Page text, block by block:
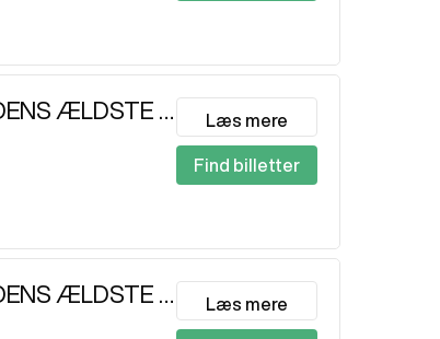
JAGTEN PÅ VERDENS ÆLDSTE DNA Læs mere
Find billetter
JAGTEN PÅ VERDENS ÆLDSTE DNA Læs mere